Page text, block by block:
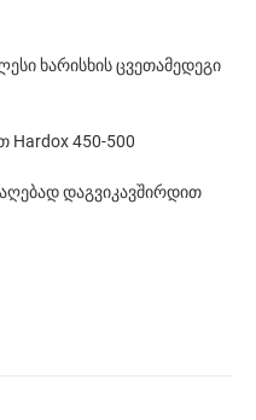
ხარისხის ცვეთამედეგი
Hardox 450-500
დაგვიკავშირდით